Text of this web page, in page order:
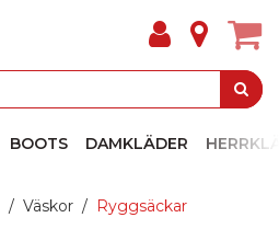
BOOTS DAMKLÄDER
Väskor Ryggsäckar